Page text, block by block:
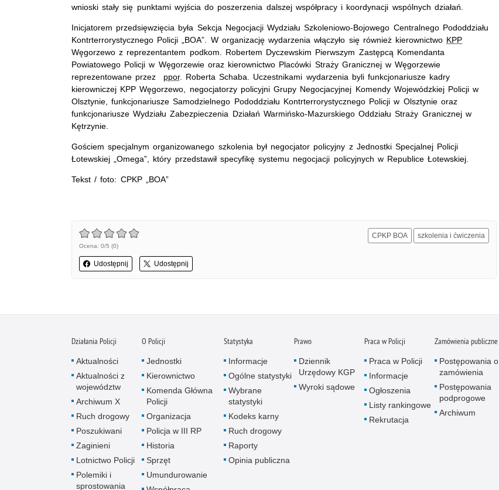
wnioski stały się punktami wyjścia do poszerzenia dalszej współpracy i koordynacji wspólnych działań.
Inicjatorem przedsięwzięcia była Sekcja Negocjacji Wydziału Szkoleniowo-Bojowego Centralnego Pododdziału
Kontrterrorystycznego Policji „BOA”. W organizację wydarzenia włączyło się również kierownictwo KPP
Węgorzewo z reprezentantem podkom. Robertem Dyczewskim Pierwszym Zastępcą Komendanta
Powiatowego Policji w Węgorzewie oraz kierownictwo Placówki Straży Granicznej w Węgorzewie
reprezentowane przez ppor. Roberta Schaba. Uczestnikami wydarzenia byli funkcjonariusze kadry
kierowniczej KPP Węgorzewo, negocjatorzy policyjni Grupy Negocjacyjnej Komendy Wojewódzkiej Policji w
Olsztynie, funkcjonariusze Samodzielnego Pododdziału Kontrterrorystycznego Policji w Olsztynie oraz
funkcjonariusze Wydziału Zabezpieczenia Działań Warmińsko-Mazurskiego Oddziału Straży Granicznej w
Kętrzynie.
Gościem specjalnym organizowanego szkolenia był negocjator policyjny z Jednostki Specjalnej Policji
Łotewskiej „Omega”, który przedstawił specyfikę systemu negocjacji policyjnych w Republice Łotewskiej.
Tekst / foto: CPKP „BOA”
Ocena: 0/5 (0)
Udostępnij Udostępnij
CPKP BOA szkolenia i ćwiczenia
Działania Policji
Aktualności
Aktualności z
województw
Archiwum X
Ruch drogowy
Poszukiwani
Zaginieni
Lotnictwo Policji
Polemiki i
sprostowania
O Policji
Jednostki
Kierownictwo
Komenda Główna
Policji
Organizacja
Policja w III RP
Historia
Sprzęt
Umundurowanie
Statystyka
Informacje
Ogólne statystyki
Wybrane
statystyki
Kodeks karny
Ruch drogowy
Raporty
Opinia publiczna
Prawo
Dziennik
Urzędowy KGP
Wyroki sądowe
Praca w Policji
Praca w Policji
Informacje
Ogłoszenia
Listy rankingowe
Rekrutacja
Zamówienia publiczne
Postępowania o
zamówienia
Postępowania
podprogowe
Archiwum